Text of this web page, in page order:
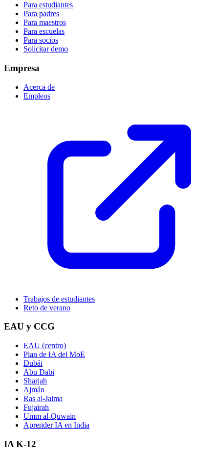
Para estudiantes
Para padres
Para maestros
Para escuelas
Para socios
Solicitar demo
Empresa
Acerca de
Empleos
Trabajos de estudiantes
Reto de verano
EAU y CCG
EAU (centro)
Plan de IA del MoE
Dubái
Abu Dabi
Sharjah
Ajmán
Ras al-Jaima
Fujairah
Umm al-Quwain
Aprender IA en India
IA K-12